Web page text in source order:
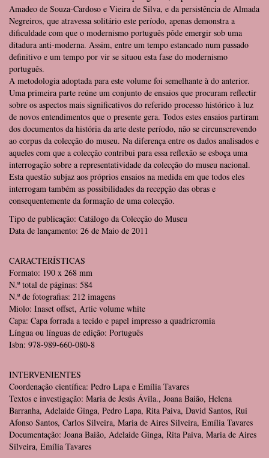
Amadeo de Souza-Cardoso e Vieira de Silva, e da persistência de Almada
Negreiros, que atravessa solitário este período, apenas demonstra a
dificuldade com que o modernismo português pôde emergir sob uma
ditadura anti-moderna. Assim, entre um tempo estancado num passado
definitivo e um tempo por vir se situou esta fase do modernismo
português.
A metodologia adoptada para este volume foi semelhante à do anterior.
Uma primeira parte reúne um conjunto de ensaios que procuram reflectir
sobre os aspectos mais significativos do referido processo histórico à luz
de novos entendimentos que o presente gera. Todos estes ensaios partiram
dos documentos da história da arte deste período, não se circunscrevendo
ao corpus da colecção do museu. Na diferença entre os dados analisados e
aqueles com que a colecção contribui para essa reflexão se esboça uma
interrogação sobre a representatividade da colecção do museu nacional.
Esta questão subjaz aos próprios ensaios na medida em que todos eles
interrogam também as possibilidades da recepção das obras e
consequentemente da formação de uma colecção.
Tipo de publicação: Catálogo da Colecção do Museu
Data de lançamento: 26 de Maio de 2011
CARACTERÍSTICAS
Formato: 190 x 268 mm
N.º total de páginas: 584
N.º de fotografias: 212 imagens
Miolo: Inaset offset, Artic volume white
Capa: Capa forrada a tecido e papel impresso a quadricromia
Língua ou línguas de edição: Português
Isbn: 978-989-660-080-8
INTERVENIENTES
Coordenação científica: Pedro Lapa e Emília Tavares
Textos e investigação: Maria de Jesús Ávila., Joana Baião, Helena
Barranha, Adelaide Ginga, Pedro Lapa, Rita Paiva, David Santos, Rui
Afonso Santos, Carlos Silveira, Maria de Aires Silveira, Emília Tavares
Documentação: Joana Baião, Adelaide Ginga, Rita Paiva, Maria de Aires
Silveira, Emília Tavares